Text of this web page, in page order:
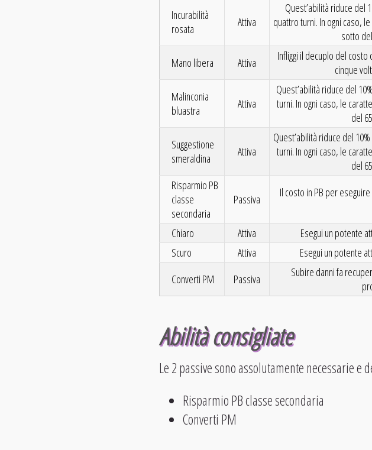
Incurabilità
rosata
Attiva
Quest’abilità riduce del
quattro turni. In ogni caso,
sotto
Mano libera Attiva
Infliggi il decuplo del costo
cinque
Malinconia
bluastra
Attiva
Quest’abilità riduce del
turni. In ogni caso, le
del
Suggestione
smeraldina
Attiva
Quest’abilità riduce del
turni. In ogni caso, le
del
Risparmio PB
classe
secondaria
Passiva
Il costo in PB per
Chiaro Attiva Esegui un potente
Scuro
Attiva Esegui un potente
Converti PM
Passiva
Subire danni fa
Abilità consigliate
Le 2 passive sono assolutamente necessarie e
Risparmio PB classe secondaria
Converti PM